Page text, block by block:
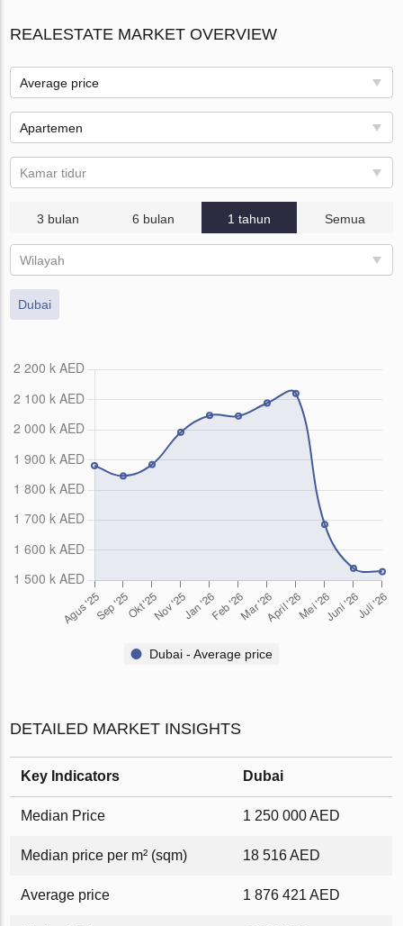
REALESTATE MARKET OVERVIEW
Average price
Apartemen
Kamar tidur
3 bulan 6 bulan 1 tahun Semua
Wilayah
Dubai
Dubai - Average price
DETAILED MARKET INSIGHTS
Key Indicators Dubai
Median Price 1 250 000 AED
Median price per m² (sqm) 18 516 AED
Average price 1 876 421 AED